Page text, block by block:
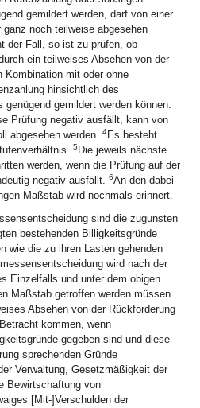
gemildert werden, darf von einer
ganz noch teilweise abgesehen
der Fall, so ist zu prüfen, ob
ein teilweises Absehen von der
Kombination mit oder ohne
hinsichtlich des
genügend gemildert werden können.
Prüfung negativ ausfällt, kann von
abgesehen werden. 4Es besteht
5 Die jeweils nächste
werden, wenn die Prüfung auf der
negativ ausfällt. 6An den dabei
Maßstab wird nochmals erinnert.
sind die zugunsten
bestehenden Billigkeitsgründe
wie die zu ihren Lasten gehenden
wird nach der
Einzelfalls und unter dem obigen
Maßstab getroffen werden müssen.
Absehen von der Rückforderung
kommen, wenn
gegeben sind und diese
sprechenden Gründe
Verwaltung, Gesetzmäßigkeit der
Bewirtschaftung von
[Mit-]Verschulden der